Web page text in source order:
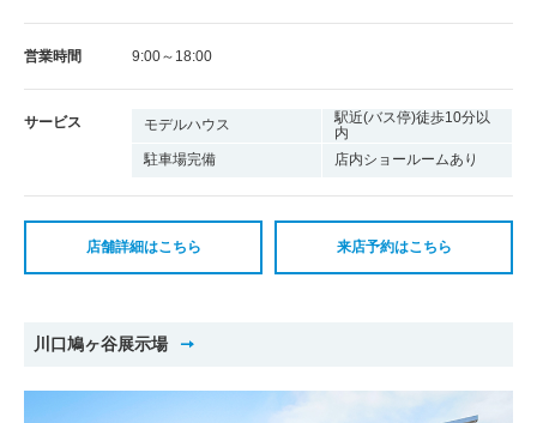
営業時間 9:00～18:00
サービス モデルハウス
駅近(バス停)徒歩10分以
内
駐車場完備
店内ショールームあり
店舗詳細はこちら 来店予約はこちら
川口鳩ヶ谷展示場